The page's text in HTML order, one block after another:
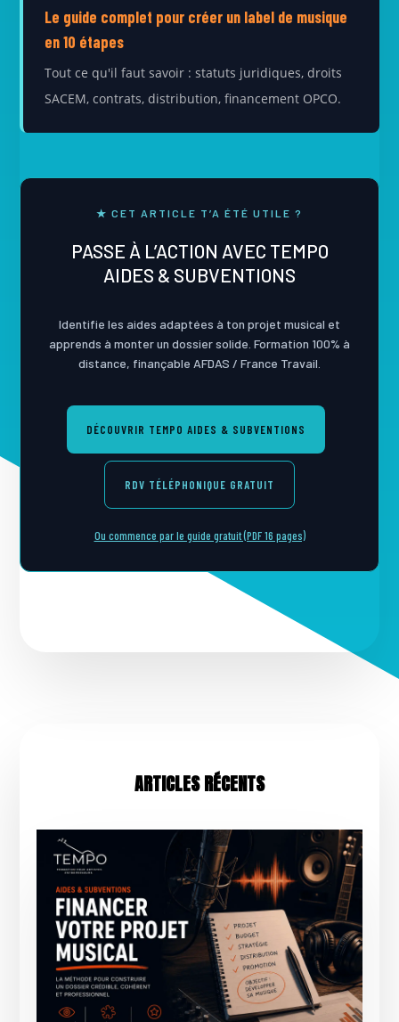
Le guide complet pour créer un label de musique
en 10 étapes
Tout ce qu'il faut savoir : statuts juridiques, droits
SACEM, contrats, distribution, financement OPCO.
★ CET ARTICLE T’A ÉTÉ UTILE ?
PASSE À L’ACTION AVEC TEMPO
AIDES & SUBVENTIONS
Identifie les aides adaptées à ton projet musical et
apprends à monter un dossier solide. Formation 100% à
distance, finançable AFDAS / France Travail.
DÉCOUVRIR TEMPO AIDES & SUBVENTIONS
RDV TÉLÉPHONIQUE GRATUIT
Ou commence par le guide gratuit (PDF 16 pages)
ARTICLES RÉCENTS